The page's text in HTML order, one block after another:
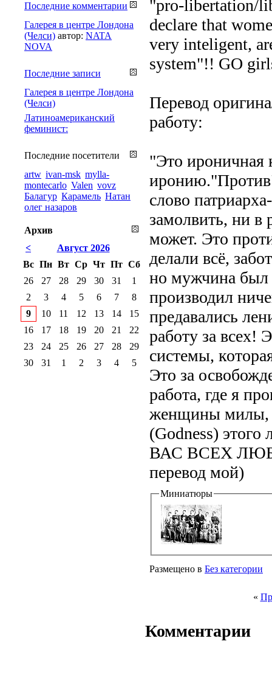
"pro-libertation/
declare that
very inteligent,
system"!! GO
Перевод
работу:
"Это ироничная
слово
замолвить, ни в
может. Это
делали всё,
но мужчина был
производил
предавались
работу за всех!
системы,
Это за
работа, где я
женщины милы,
(Godness)
ВАС ВСЕХ
перевод мой)
Миниатюры
Размещено в Без категории
«
Комментарии
Последние комментарии
Галерея в центре Лондона
(Челси) автор: NATA
NOVA
Последние записи
Галерея в центре Лондона
(Челси)
Латиноамериканский
феминист:
Последние посетители
artw ivan-msk mylla-
montecarlo Valen vovz
Балагур Карамель Натан
олег назаров
Архив
<
Август 2026
Вс Пн Вт Ср Чт Пт Сб
26
27 28 29 30 31
1
2
3 4 5 6 7
8
9
10 11 12 13 14
15
16
17 18 19 20 21
22
23
24 25 26 27 28
29
30
31 1 2 3 4 5